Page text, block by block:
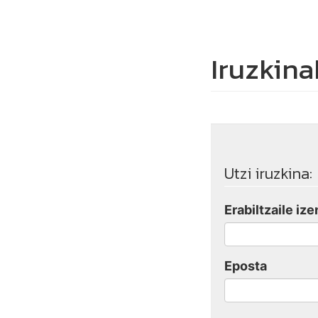
Utzi iruzkina:
Erabiltzaile
Eposta